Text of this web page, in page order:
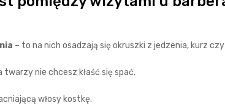
– to na nich osadzają się okruszki z jedzenia, kurz
twarzy nie chcesz kłaść się spać.
włosy kostkę.